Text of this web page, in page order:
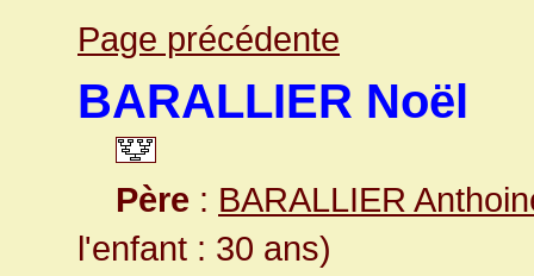
Page précédente
BARALLIER Noël
Père : BARALLIER
l'enfant : 30 ans)